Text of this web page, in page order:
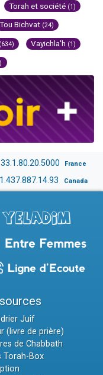
Torah et société (1)
Tou Bichvat (24)
(634) Vayichla'h (1)
France
Canada
Juif
(livre de prière)
de Chabbath
Torah-Box